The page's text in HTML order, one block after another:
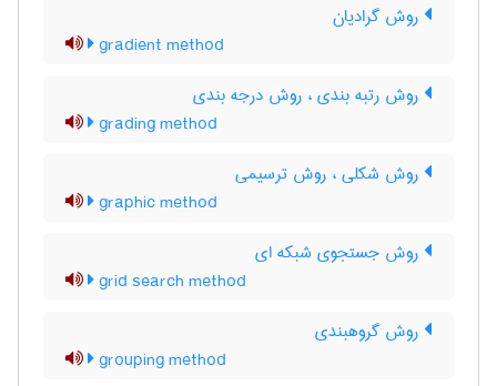
روش گرادیان
gradient method
روش رتبه بندی ، روش درجه بندی
grading method
روش شکلی ، روش ترسیمی
graphic method
روش جستجوی شبکه ای
grid search method
روش گروهبندی
grouping method